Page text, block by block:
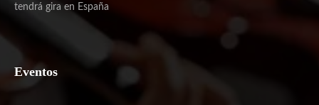
tendrá gira en España
Eventos